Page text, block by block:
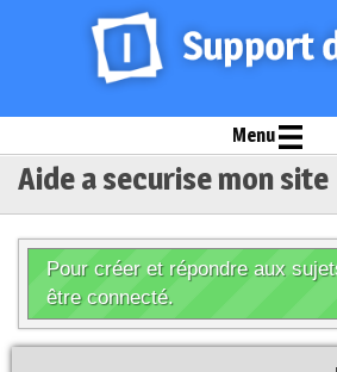
Menu
Aide a securise mon site
Pour créer et répondre aux
être connecté.